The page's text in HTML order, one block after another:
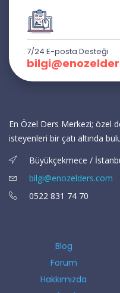
7/24 E-posta Desteği
En Özel Ders Merkezi; özel
isteyenleri bir çatı altında
Büyükçekmece /
bilgi@enozelders.com
0522 831 74 70
Blog
Forum
Hakkımızda